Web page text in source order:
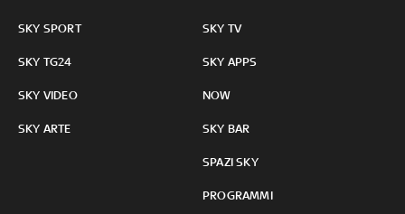
SKY SPORT
SKY TG24
SKY VIDEO
SKY ARTE
SKY TV
SKY APPS
NOW
SKY BAR
SPAZI SKY
PROGRAMMI